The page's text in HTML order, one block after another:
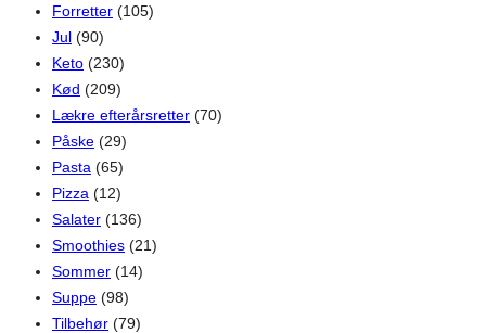
Forretter (105)
Jul (90)
Keto (230)
Kød (209)
Lækre efterårsretter (70)
Påske (29)
Pasta (65)
Pizza (12)
Salater (136)
Smoothies (21)
Sommer (14)
Suppe (98)
Tilbehør (79)